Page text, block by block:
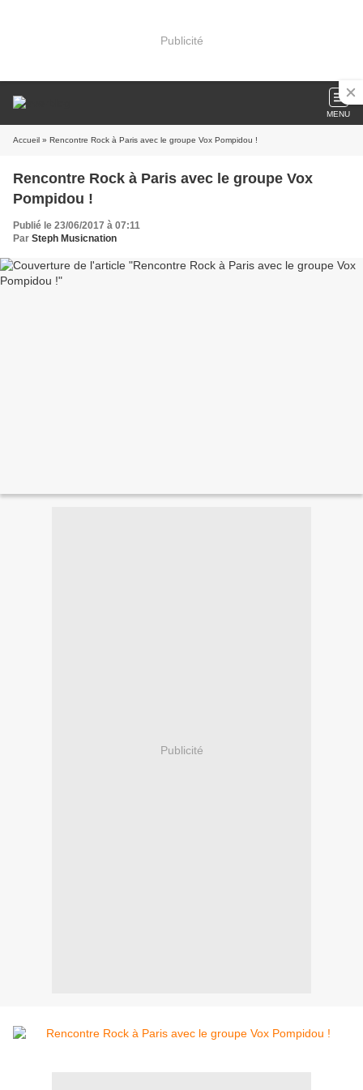
Publicité
MENU
Accueil » Rencontre Rock à Paris avec le groupe Vox Pompidou !
Rencontre Rock à Paris avec le groupe Vox
Pompidou !
Publié le 23/06/2017 à 07:11
Par Steph Musicnation
Publicité